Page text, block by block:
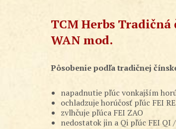
TCM Herbs
WAN mod.
Pôsobenie podľa tradičnej
napadnutie pľúc vonkajším
ochladzuje horúčosť pľúc FEI RE
zvlhčuje pľúca FEI ZAO
nedostatok jin a Qi pľúc FEI QI